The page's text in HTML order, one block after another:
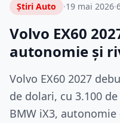
Știri Auto ·19 mai 2026·
Volvo EX60
autonomie și
Volvo EX60 2027
de dolari, cu 3.100
BMW iX3,